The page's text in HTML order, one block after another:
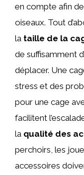
en compte afin
oiseaux. Tout
la taille de la
de suffisamment
déplacer. Une
stress et des
pour une cage
facilitent
la qualité des
perchoirs, les
accessoires